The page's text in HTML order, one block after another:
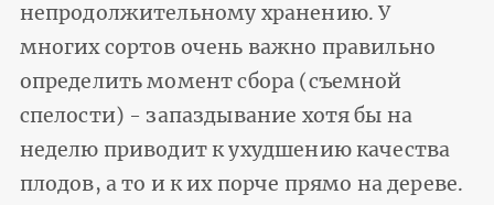
непродолжительному хранению. У
многих сортов очень важно правильно
определить момент сбора (съемной
спелости) - запаздывание хотя бы на
неделю приводит к ухудшению качества
плодов, а то и к их порче прямо на дереве.